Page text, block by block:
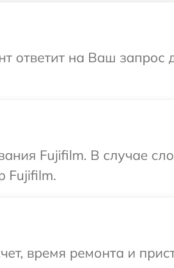
ответит на Ваш запрос
Fujifilm. В случае
Fujifilm.
время ремонта и